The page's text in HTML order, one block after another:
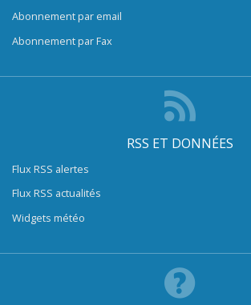
Abonnement par email
Abonnement par Fax
RSS ET DONNÉES
Flux RSS alertes
Flux RSS actualités
Widgets météo